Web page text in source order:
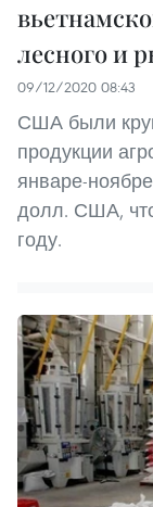
лесного и
09/12/2020 08:43
США были
продукции
январе-
долл. США,
году.